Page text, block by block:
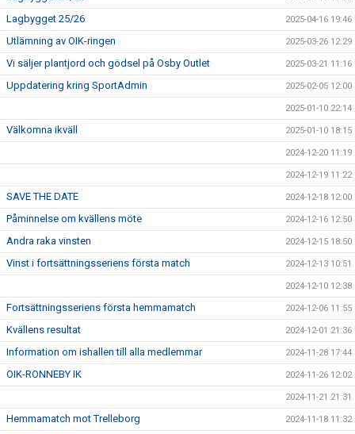
Lagbygget 25/26 2025-04-16 19:46
Utlämning av OIK-ringen 2025-03-26 12:29
Vi säljer plantjord och gödsel på Osby Outlet 2025-03-21 11:16
Uppdatering kring SportAdmin 2025-02-05 12:00
2025-01-10 22:14
Välkomna ikväll 2025-01-10 18:15
2024-12-20 11:19
2024-12-19 11:22
SAVE THE DATE 2024-12-18 12:00
Påminnelse om kvällens möte 2024-12-16 12:50
Andra raka vinsten 2024-12-15 18:50
Vinst i fortsättningsseriens första match 2024-12-13 10:51
2024-12-10 12:38
Fortsättningsseriens första hemmamatch 2024-12-06 11:55
Kvällens resultat 2024-12-01 21:36
Information om ishallen till alla medlemmar 2024-11-28 17:44
OIK-RONNEBY IK 2024-11-26 12:02
2024-11-21 21:31
Hemmamatch mot Trelleborg 2024-11-18 11:32